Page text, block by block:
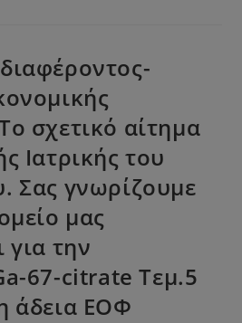
σχετικό αίτημα
Ιατρικής του
Σας γνωρίζουμε
μας
για την
67-citrate Τεμ.5
άδεια ΕΟΦ